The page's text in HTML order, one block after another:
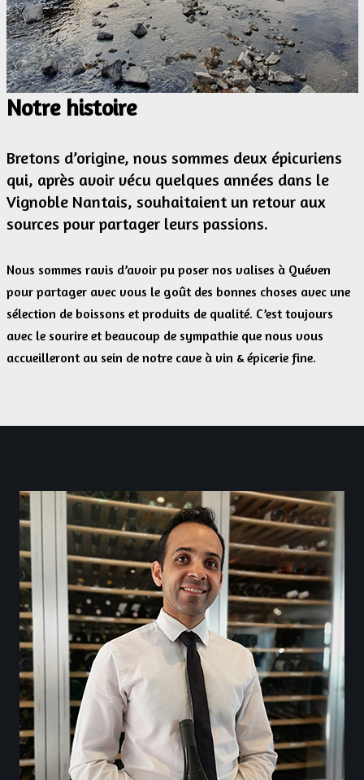
Notre histoire
Bretons d’origine, nous sommes deux épicuriens
qui, après avoir vécu quelques années dans le
Vignoble Nantais, souhaitaient un retour aux
sources pour partager leurs passions.
Nous sommes ravis d’avoir pu poser nos valises à Quéven
pour partager avec vous le goût des bonnes choses avec une
sélection de boissons et produits de qualité. C’est toujours
avec le sourire et beaucoup de sympathie que nous vous
accueilleront au sein de notre cave à vin & épicerie fine.